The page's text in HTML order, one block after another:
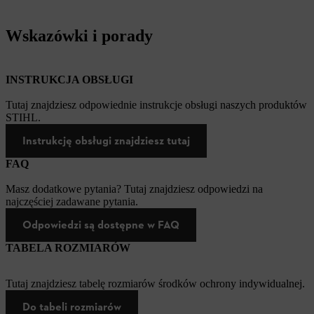
Wskazówki i porady
INSTRUKCJA OBSŁUGI
Tutaj znajdziesz odpowiednie instrukcje obsługi naszych produktów
STIHL.
Instrukcję obsługi znajdziesz tutaj
FAQ
Masz dodatkowe pytania? Tutaj znajdziesz odpowiedzi na
najczęściej zadawane pytania.
Odpowiedzi są dostępne w FAQ
TABELA ROZMIARÓW
Tutaj znajdziesz tabelę rozmiarów środków ochrony indywidualnej.
Do tabeli rozmiarów